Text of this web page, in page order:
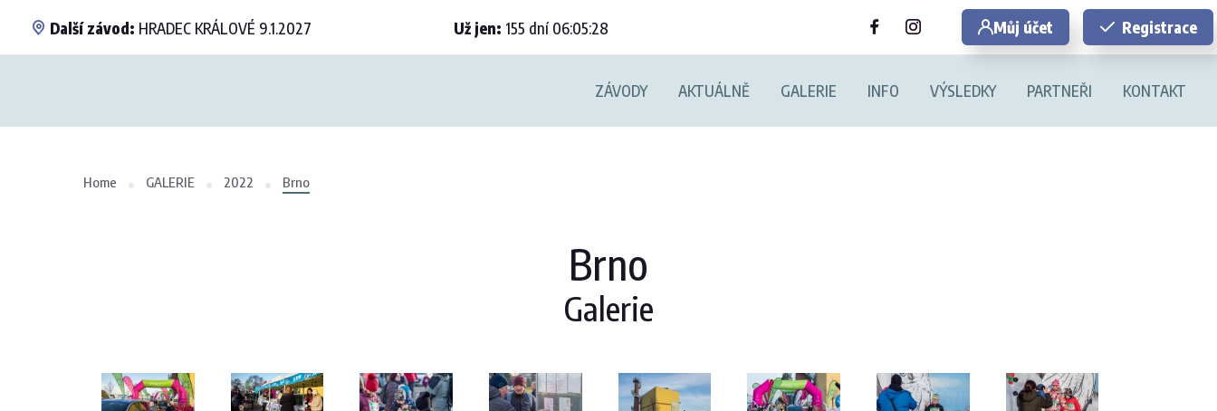
Další závod: HRADEC KRÁLOVÉ 9.1.2027 Už jen: 155 dní 06:05:27 Můj účet Registrace
ZÁVODY AKTUÁLNĚ GALERIE INFO VÝSLEDKY PARTNEŘI KONTAKT
Home GALERIE 2022 Brno
Brno
Galerie